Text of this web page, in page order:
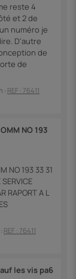
reste 4
et 2 de
numéro je
D'autre
de
de
: REF : 76411
NO 193
NO 193 33 31
RAPORT A L
REF : 76411
les vis pa6